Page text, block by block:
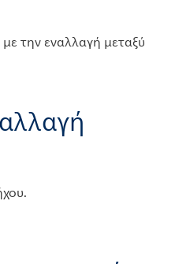
την εναλλαγή μεταξύ